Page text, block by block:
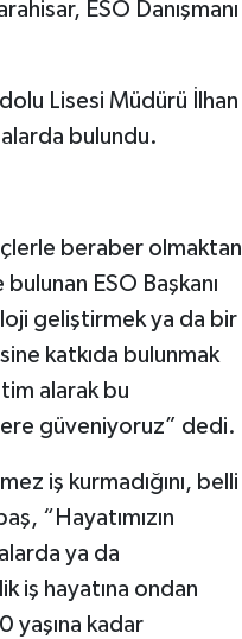
ESO Danışmanı
Lisesi Müdürü İlhan
bulundu.
beraber olmaktan
ESO Başkanı
geliştirmek ya da bir
katkıda bulunmak
alarak bu
güveniyoruz” dedi.
iş kurmadığını, belli
“Hayatımızın
ya da
iş hayatına ondan
yaşına kadar